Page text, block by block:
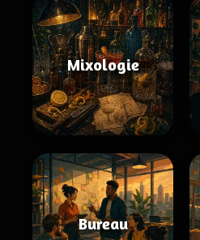
Mixologie
Bureau